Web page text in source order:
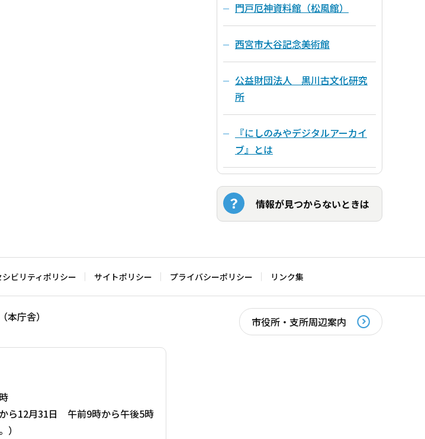
門戸厄神資料館（松風館）
西宮市大谷記念美術館
公益財団法人 黒川古文化研究
所
『にしのみやデジタルアーカイ
ブ』とは
情報が見つからないときは
シビリティポリシー サイトポリシー プライバシーポリシー リンク集
庁舎）
ら12月31日 午前9時から午後5時
市役所・支所周辺案内